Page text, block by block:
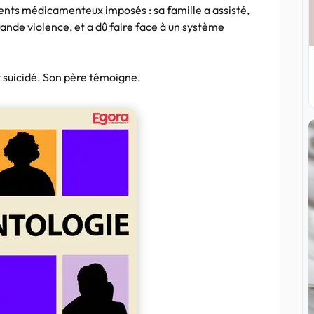
médicamenteux imposés : sa famille a assisté,
violence, et a dû faire face à un système
suicidé. Son père témoigne.